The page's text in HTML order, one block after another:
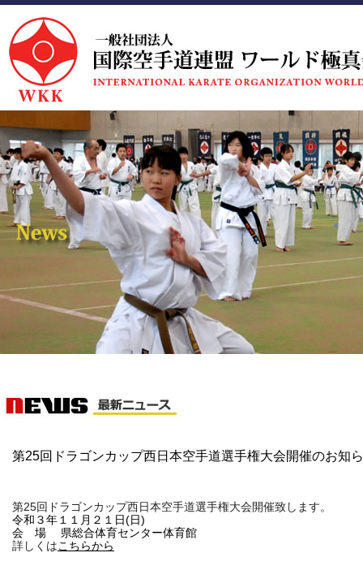
第25回ドラゴンカップ西日本空手道選手権大会開催のお知
第25回ドラゴンカップ西日本空手道選手権大会開催致します。
令和３年１１月２１日(日)
会 場 県総合体育センター体育館
詳しくはこちらから